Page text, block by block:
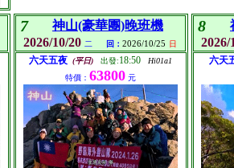
7
神山(豪華團)晚班機
2026/10/20 二 回： 2026/10/25 日
六天五夜 (平日) 出發:18:50
Hi01a1
特價： 63800 元
8
2026/
六天